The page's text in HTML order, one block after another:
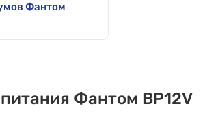
Фантом
Фантом BP12V